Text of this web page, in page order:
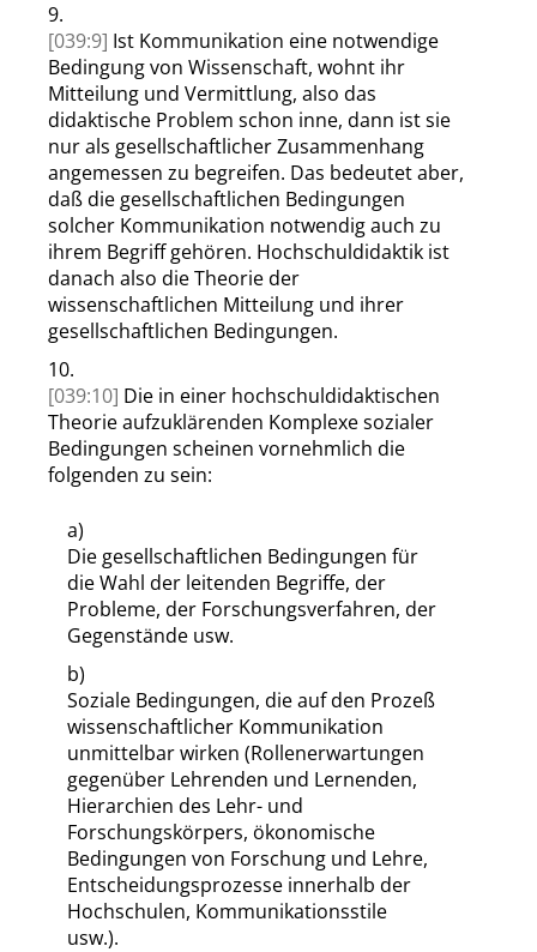
9.
[039:9] Ist Kommunikation eine notwendige
Bedingung von Wissenschaft, wohnt ihr
Mitteilung und Vermittlung, also das
didaktische Problem schon inne, dann ist sie
nur als gesellschaftlicher Zusammenhang
angemessen zu begreifen. Das bedeutet aber,
daß die gesellschaftlichen Bedingungen
solcher Kommunikation notwendig auch zu
ihrem Begriff gehören. Hochschuldidaktik ist
danach also die Theorie der
wissenschaftlichen Mitteilung und ihrer
gesellschaftlichen Bedingungen.
10.
[039:10] Die in einer hochschuldidaktischen
Theorie aufzuklärenden Komplexe sozialer
Bedingungen scheinen vornehmlich die
folgenden zu sein:
a)
Die gesellschaftlichen Bedingungen für
die Wahl der leitenden Begriffe, der
Probleme, der Forschungsverfahren, der
Gegenstände usw.
b)
Soziale Bedingungen, die auf den Prozeß
wissenschaftlicher Kommunikation
unmittelbar wirken (Rollenerwartungen
gegenüber Lehrenden und Lernenden,
Hierarchien des Lehr- und
Forschungskörpers, ökonomische
Bedingungen von Forschung und Lehre,
Entscheidungsprozesse innerhalb der
Hochschulen, Kommunikationsstile
usw.).